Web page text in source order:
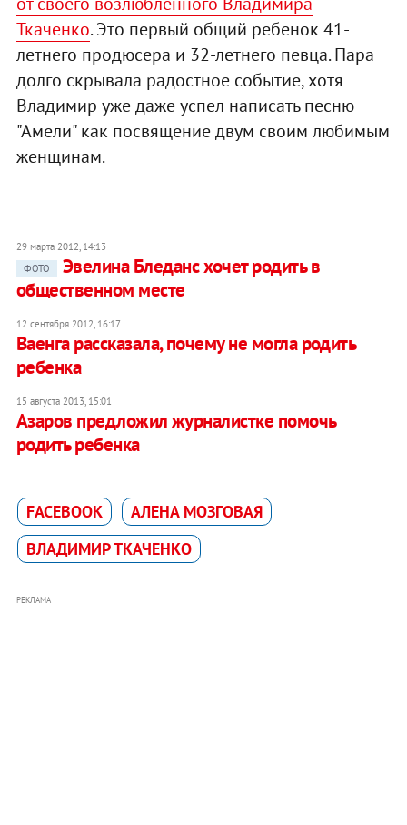
Ткаченко. Это первый общий ребенок 41-
летнего продюсера и 32-летнего певца. Пара
долго скрывала радостное событие, хотя
Владимир уже даже успел написать песню
"Амели" как посвящение двум своим любимым
женщинам.
29 марта 2012, 14:13
ФОТО
Эвелина Бледанс хочет родить в
общественном месте
12 сентября 2012, 16:17
Ваенга рассказала, почему не могла родить
ребенка
15 августа 2013, 15:01
Азаров предложил журналистке помочь
родить ребенка
FACEBOOK
АЛЕНА МОЗГОВАЯ
ВЛАДИМИР ТКАЧЕНКО
РЕКЛАМА